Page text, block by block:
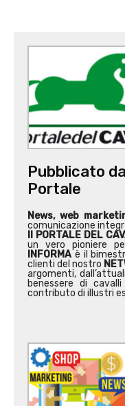
Pubblicato
Portale
News, web
comunicazione
Il PORTALE DEL
un vero pioniere
INFORMA è il
clienti del nostro
argomenti,
benessere di
contributo di illustri